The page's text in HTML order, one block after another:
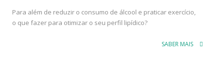
Para além de reduzir o consumo de álcool e praticar exercício,
o que fazer para otimizar o seu perfil lipídico?
SABER MAIS